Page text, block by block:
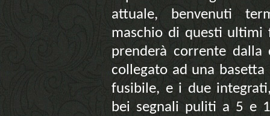
attuale, benvenuti
maschio di questi
prenderà corrente dalla
collegato ad una
fusibile, e i due
bei segnali puliti a 5 e